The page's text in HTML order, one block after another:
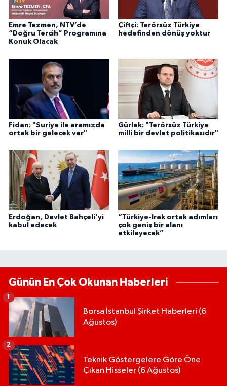
Emre Tezmen, NTV’de
“Doğru Tercih” Programına
Konuk Olacak
Çiftçi: Terörsüz Türkiye
hedefinden dönüş yoktur
Fidan: "Suriye ile aramızda
ortak bir gelecek var"
Gürlek: "Terörsüz Türkiye
milli bir devlet politikasıdır"
Erdoğan, Devlet Bahçeli'yi
kabul edecek
“Türkiye-Irak ortak adımları
çok geniş bir alanı
etkileyecek”
Günün En Çok Okunan Haberleri
Borsa İstanbul Şirket Haberleri (6
Ağustos)
Teknik Göstergelere Göre Öne
Çıkan Hisseler (6 Ağustos)
2